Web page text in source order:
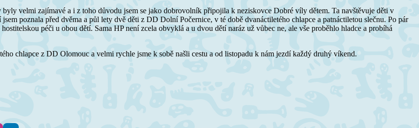
velmi zajímavé a i z toho důvodu jsem se jako dobrovolník připojila k neziskovce Dobré víly dětem. Ta navštěvuje děti v
poznala před dvěma a půl lety dvě děti z DD Dolní Počernice, v té době dvanáctiletého chlapce a patnáctiletou slečnu. Po pár
péči u obou dětí. Sama HP není zcela obvyklá a u dvou dětí naráz už vůbec ne, ale vše proběhlo hladce a probíhá
chlapce z DD Olomouc a velmi rychle jsme k sobě našli cestu a od listopadu k nám jezdí každý druhý víkend.